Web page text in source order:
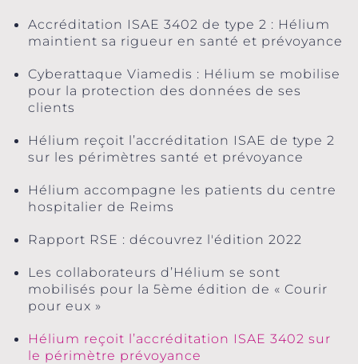
Accréditation ISAE 3402 de type 2 : Hélium
maintient sa rigueur en santé et prévoyance
Cyberattaque Viamedis : Hélium se mobilise
pour la protection des données de ses
clients
Hélium reçoit l’accréditation ISAE de type 2
sur les périmètres santé et prévoyance
Hélium accompagne les patients du centre
hospitalier de Reims
Rapport RSE : découvrez l'édition 2022
Les collaborateurs d’Hélium se sont
mobilisés pour la 5ème édition de « Courir
pour eux »
Hélium reçoit l’accréditation ISAE 3402 sur
le périmètre prévoyance